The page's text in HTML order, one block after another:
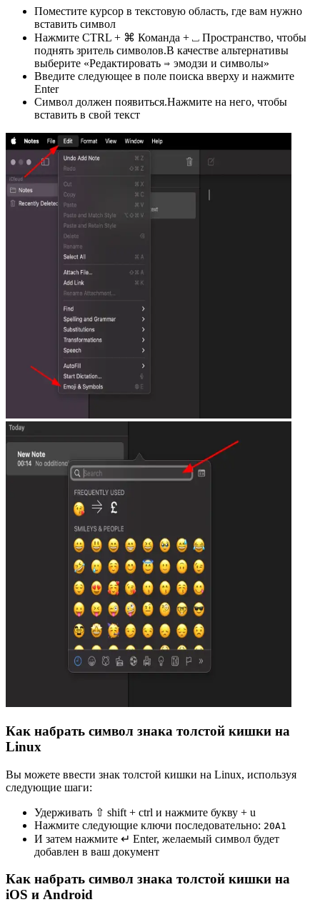
Поместите курсор в текстовую область, где вам нужно
вставить символ
Нажмите CTRL + ⌘ Команда + ⎵ Пространство, чтобы
поднять зритель символов.В качестве альтернативы
выберите «Редактировать ⇒ эмодзи и символы»
Введите следующее в поле поиска вверху и нажмите
Enter
Символ должен появиться.Нажмите на него, чтобы
вставить в свой текст
Как набрать символ знака толстой кишки на
Linux
Вы можете ввести знак толстой кишки на Linux, используя
следующие шаги:
Удерживать ⇧ shift + ctrl и нажмите букву + u
Нажмите следующие ключи последовательно: 20A1
И затем нажмите ↵ Enter, желаемый символ будет
добавлен в ваш документ
Как набрать символ знака толстой кишки на
iOS и Android